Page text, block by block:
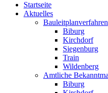
Startseite
Aktuelles
Bauleitplanverfahren
Biburg
Kirchdorf
Siegenburg
Train
Wildenberg
Amtliche
Biburg